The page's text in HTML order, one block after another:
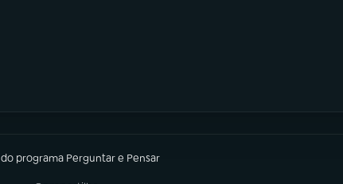
do programa Perguntar e Pensar